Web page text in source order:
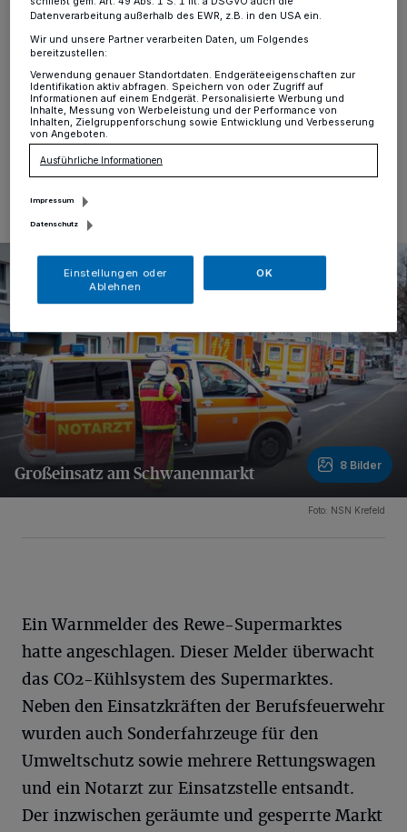
Krefeld·Am dritten Adventswochenende kam es am
Samstagmittag gegen kurz vor zwölf Uhr zu einem
Großeinsatz rund um den Schwanenmarkt.
14.12.2024 , 13:21 Uhr
Großeinsatz am Schwanenmarkt 8 Bilder
Foto: NSN Krefeld
Ein Warnmelder des Rewe-Supermarktes
hatte angeschlagen. Dieser Melder überwacht
das CO2-Kühlsystem des Supermarktes.
Neben den Einsatzkräften der Berufsfeuerwehr
wurden auch Sonderfahrzeuge für den
Umweltschutz sowie mehrere Rettungswagen
und ein Notarzt zur Einsatzstelle entsandt.
Der inzwischen geräumte und gesperrte Markt
Datenverarbeitung außerhalb des EWR, z.B. in den USA ein.
Wir und unsere Partner verarbeiten Daten, um Folgendes
bereitzustellen:
Verwendung genauer Standortdaten. Endgeräteeigenschaften zur
Identifikation aktiv abfragen. Speichern von oder Zugriff auf
Informationen auf einem Endgerät. Personalisierte Werbung und
Inhalte, Messung von Werbeleistung und der Performance von
Inhalten, Zielgruppenforschung sowie Entwicklung und Verbesserung
von Angeboten.
Ausführliche Informationen
Impressum
Datenschutz
Einstellungen oder
Ablehnen
OK